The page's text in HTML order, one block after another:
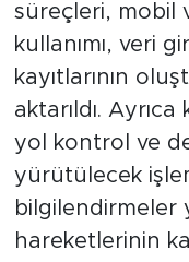
süreçleri, mobil
kullanımı, veri
kayıtlarının
aktarıldı.
yol kontrol ve
yürütülecek
bilgilendirmeler
hareketlerinin